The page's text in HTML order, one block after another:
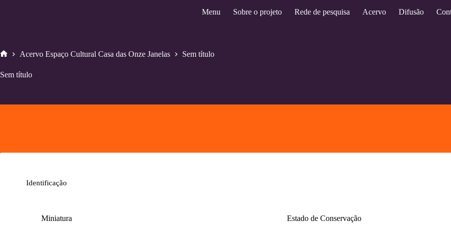
Menu Sobre o projeto Rede de pesquisa Acervo Difusão
Acervo Espaço Cultural Casa das Onze Janelas Sem título
Sem título
Identificação
Miniatura Estado de Conservação